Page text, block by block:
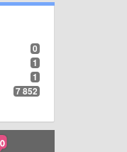
0
1
1
7 852